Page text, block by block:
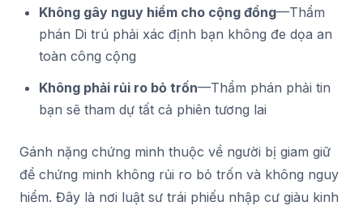
Không gây nguy hiểm cho cộng đồng—Thẩm
phán Di trú phải xác định bạn không đe dọa an
toàn công cộng
Không phải rủi ro bỏ trốn—Thẩm phán phải tin
bạn sẽ tham dự tất cả phiên tương lai
Gánh nặng chứng minh thuộc về người bị giam giữ
để chứng minh không rủi ro bỏ trốn và không nguy
hiểm. Đây là nơi luật sư trái phiếu nhập cư giàu kinh